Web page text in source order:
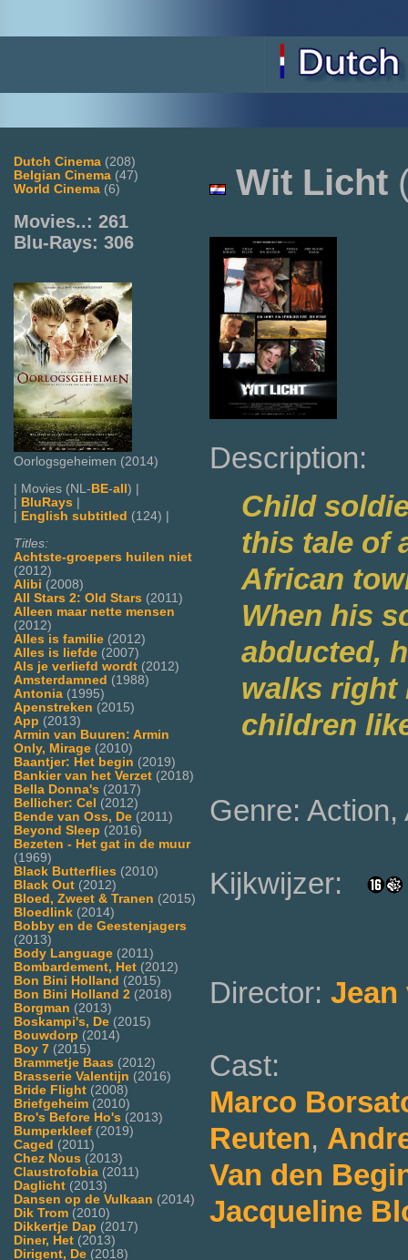
Dutch Cinema (208)
Belgian Cinema (47)
World Cinema (6)
Movies..: 261
Blu-Rays: 306
Oorlogsgeheimen (2014)
| Movies (NL-BE-all) |
| BluRays |
| English subtitled (124) |
Titles:
Achtste-groepers huilen niet
(2012)
Alibi (2008)
All Stars 2: Old Stars (2011)
Alleen maar nette mensen
(2012)
Alles is familie (2012)
Alles is liefde (2007)
Als je verliefd wordt (2012)
Amsterdamned (1988)
Antonia (1995)
Apenstreken (2015)
App (2013)
Armin van Buuren: Armin
Only, Mirage (2010)
Baantjer: Het begin (2019)
Bankier van het Verzet (2018)
Bella Donna's (2017)
Bellicher: Cel (2012)
Bende van Oss, De (2011)
Beyond Sleep (2016)
Bezeten - Het gat in de muur
(1969)
Black Butterflies (2010)
Black Out (2012)
Bloed, Zweet & Tranen (2015)
Bloedlink (2014)
Bobby en de Geestenjagers
(2013)
Body Language (2011)
Bombardement, Het (2012)
Bon Bini Holland (2015)
Bon Bini Holland 2 (2018)
Borgman (2013)
Boskampi's, De (2015)
Bouwdorp (2014)
Boy 7 (2015)
Brammetje Baas (2012)
Brasserie Valentijn (2016)
Bride Flight (2008)
Briefgeheim (2010)
Bro's Before Ho's (2013)
Bumperkleef (2019)
Caged (2011)
Chez Nous (2013)
Claustrofobia (2011)
Daglicht (2013)
Dansen op de Vulkaan (2014)
Dik Trom (2010)
Dikkertje Dap (2017)
Diner, Het (2013)
Dirigent, De (2018)
Wit Licht
Description:
Child
this tale of
African
When his
abducted,
walks right
children
Genre:
Kijkwijzer:
Director: Jean
Cast:
Marco
Reuten,
Van den
Jacqueline